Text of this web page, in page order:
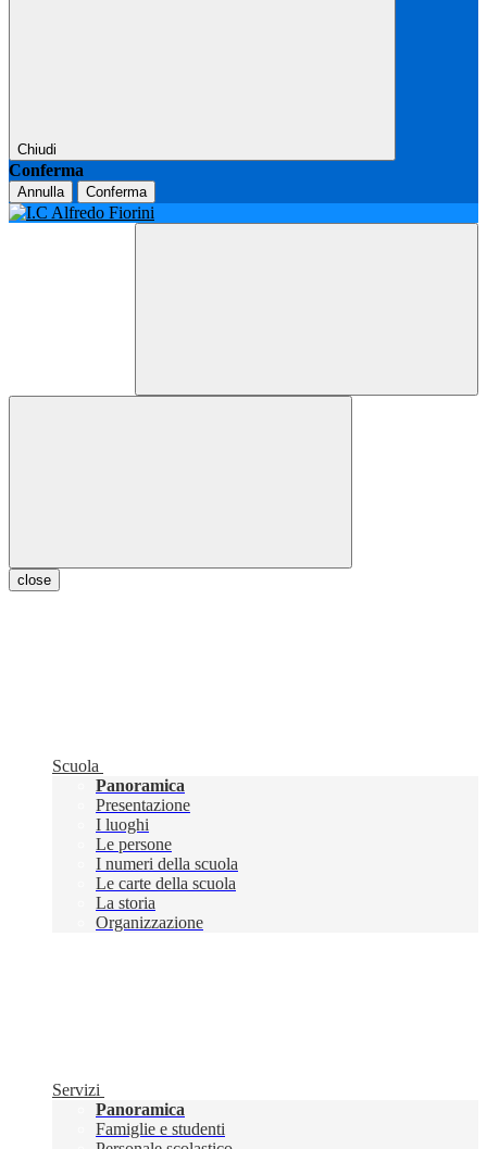
Chiudi
Conferma
Annulla Conferma
close
Scuola
Panoramica
Presentazione
I luoghi
Le persone
I numeri della scuola
Le carte della scuola
La storia
Organizzazione
Servizi
Panoramica
Famiglie e studenti